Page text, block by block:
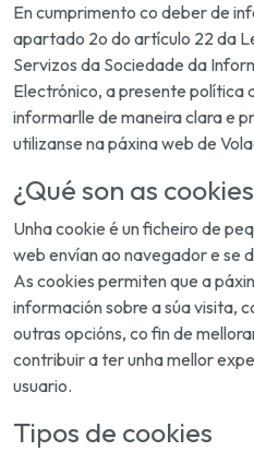
En cumprimento co deber de
apartado 2o do artículo 22 da
Servizos da Sociedade da
Electrónico, a presente política
informarlle de maneira clara e
utilizanse na páxina web de
¿Qué son as
Unha cookie é un ficheiro de
web envían ao navegador e se
As cookies permiten que a
información sobre a súa visita,
outras opcións, co fin de
contribuir a ter unha mellor
usuario.
Tipos de cookies